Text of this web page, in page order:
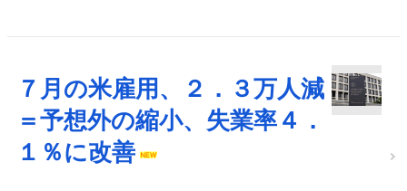
７月の米雇用、２．３万人減
＝予想外の縮小、失業率４．
１％に改善